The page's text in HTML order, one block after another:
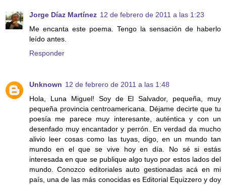
Jorge Díaz Martínez 12 de febrero de 2011 a las 1:23
Me encanta este poema. Tengo la sensación de haberlo
leído antes.
Responder
Unknown 12 de febrero de 2011 a las 1:48
Hola, Luna Miguel! Soy de El Salvador, pequeña, muy
pequeña provincia centroamericana. Déjame decirte que tu
poesía me parece muy interesante, auténtica y con un
desenfado muy encantador y perrón. En verdad da mucho
alivio leer cosas como las tuyas, digo, en un mundo tan
mundo en el que se vive hoy en día. No sé si estás
interesada en que se publique algo tuyo por estos lados del
mundo. Conozco editoriales auto gestionadas acá en mi
país, una de las más conocidas es Editorial Equizzero y doy